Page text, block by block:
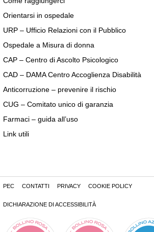
Orientarsi in ospedale
URP – Ufficio Relazioni con il Pubblico
Ospedale a Misura di donna
CAP – Centro di Ascolto Psicologico
CAD – DAMA Centro Accoglienza Disabilità
Anticorruzione – prevenire il rischio
CUG – Comitato unico di garanzia
Farmaci – guida all’uso
Link utili
PEC CONTATTI PRIVACY COOKIE POLICY
DICHIARAZIONE DI ACCESSIBILITÀ